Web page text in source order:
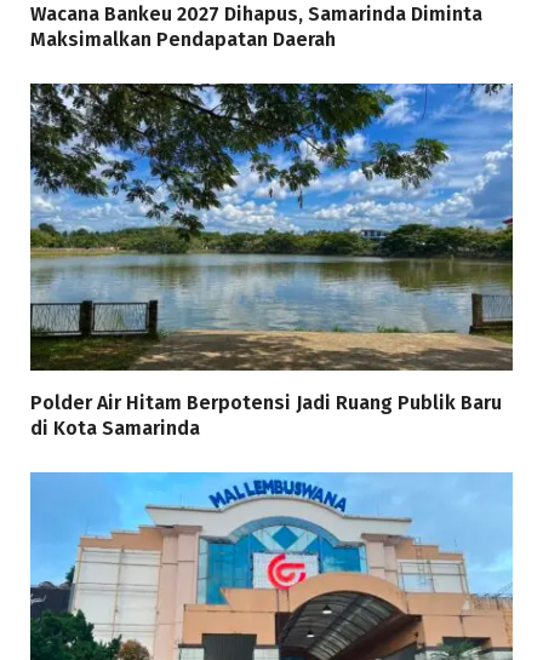
Wacana Bankeu 2027 Dihapus, Samarinda Diminta
Maksimalkan Pendapatan Daerah
Polder Air Hitam Berpotensi Jadi Ruang Publik Baru
di Kota Samarinda